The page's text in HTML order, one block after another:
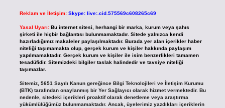
Reklam ve İletişim: Skype: live:.cid.575569c608265c69
Yasal Uyarı: Bu internet sitesi, herhangi bir marka, kurum veya şahıs
şirketi ile hiçbir bağlantısı bulunmamaktadır. Sitede yalnızca kendi
hazırladığımız makaleler paylaşılmaktadır. Burada yer alan içerikler haber
niteliği taşımamakta olup, gerçek kurum ve kişiler hakkında paylaşım
yapılmamaktadır. Gerçek kurum ve kişiler ile isim benzerlikleri tamamen
tesadüfidir. Sitemizdeki bilgiler taslak halindedir ve tavsiye niteliği
taşımazlar.
Sitemiz, 5651 Sayılı Kanun gereğince Bilgi Teknolojileri ve İletişim Kurumu
(BTK) tarafından onaylanmış bir Yer Sağlayıcı olarak hizmet vermektedir. Bu
nedenle, sitedeki içerikleri proaktif olarak denetleme veya araştırma
yükümlülüğümüz bulunmamaktadır. Ancak, üyelerimiz yazdıkları içeriklerin